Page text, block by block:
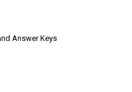
Answer Keys